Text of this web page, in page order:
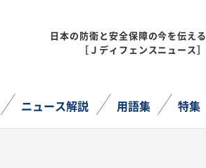
日本の防衛と安全保障の今を伝える
［Ｊディフェンスニュース］
ニュース解説 用語集 特集